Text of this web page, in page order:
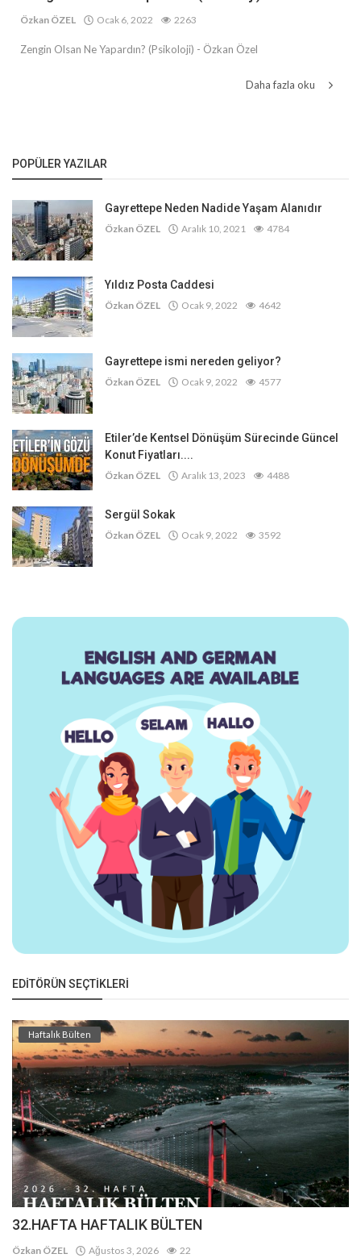
Özkan ÖZEL Ocak 6, 2022 2263
Zengin Olsan Ne Yapardın? (Psikoloji) - Özkan Özel
Daha fazla oku
POPÜLER YAZILAR
Gayrettepe Neden Nadide Yaşam Alanıdır
Özkan ÖZEL Aralık 10, 2021 4784
Yıldız Posta Caddesi
Özkan ÖZEL Ocak 9, 2022 4642
Gayrettepe ismi nereden geliyor?
Özkan ÖZEL Ocak 9, 2022 4577
Etiler’de Kentsel Dönüşüm Sürecinde Güncel
Konut Fiyatları....
Özkan ÖZEL Aralık 13, 2023 4488
Sergül Sokak
Özkan ÖZEL Ocak 9, 2022 3592
EDITÖRÜN SEÇTIKLERI
Haftalık Bülten
32.HAFTA HAFTALIK BÜLTEN
Özkan ÖZEL Ağustos 3, 2026 22